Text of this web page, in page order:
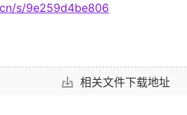
s/9e259d4be806
相关文件下载地址